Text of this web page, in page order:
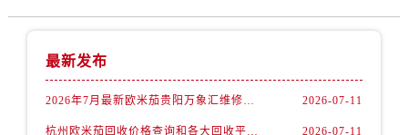
辽宁省沈阳市沈河区中街路83号亨得利名表维修授权店1楼欧米茄售后服务中心（需提前预约）
北京市东城区东长安街1号王府井东方广场W3座6层602室欧米茄售后服务中心（需提前预约）
最新发布
2026年7月最新欧米茄贵阳万象汇维修保养服务电话 2026-07-11
杭州欧米茄回收价格查询和各大回收平台实测排行（2026年7月最新数据） 2026-07-11